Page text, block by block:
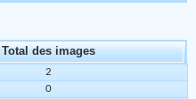
Total des images
2
0